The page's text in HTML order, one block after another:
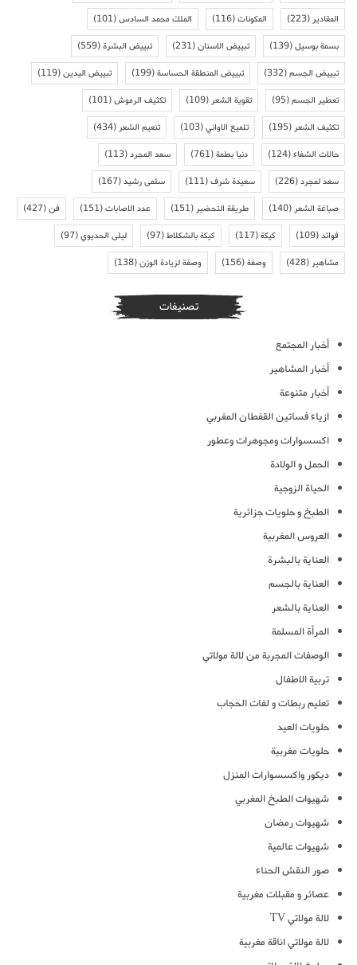
المقادير(223) المكونات(116) الملك محمد السادس(101)
بسمة بوسيل(139) تبييض الاسنان(231) تبييض البشرة(559)
تبييض الجسم(332) تبييض المنطقة الحساسة(199) تبييض اليدين(119)
تعطير الجسم(95) تقوية الشعر(109) تكثيف الرموش(101)
تكثيف الشعر(195) تلميع الاواني(103) تنعيم الشعر(434)
حالات الشفاء(124) دنيا بطمة(761) سعد المجرد(113)
سعد لمجرد(226) سعيدة شرف(111) سلمى رشيد(167)
صباغة الشعر(140) طريقة التحضير(151) عدد الاصابات(151) فن(427)
فوائد(109) كيكة(117) كيكة بالشكلاط(97) ليلى الحديوي(97)
مشاهير(428) وصفة(156) وصفة لزيادة الوزن(138)
تصنيفات
أخبار المجتمع
أخبار المشاهير
أخبار متنوعة
ازياء فساتين القفطان المغربي
اكسسوارات ومجوهرات وعطور
الحمل و الولادة
الحياة الزوجية
الطبخ و حلويات جزائرية
العروس المغربية
العناية بالبشرة
العناية بالجسم
العناية بالشعر
المرأة المسلمة
الوصفات المجربة من لالة مولاتي
تربية الاطفال
تعليم ربطات و لفات الحجاب
حلويات العيد
حلويات مغربية
ديكور واكسسوارات المنزل
شهيوات الطبخ المغربي
شهيوات رمضان
شهيوات عالمية
صور النقش الحناء
عصائر و مقبلات مغربية
لالة مولاتي TV
لالة مولاتي اناقة مغربية